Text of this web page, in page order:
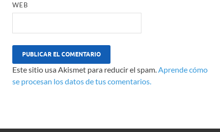
WEB
Este sitio usa Akismet para reducir el spam.Aprende cómo
se procesan los datos de tus comentarios.